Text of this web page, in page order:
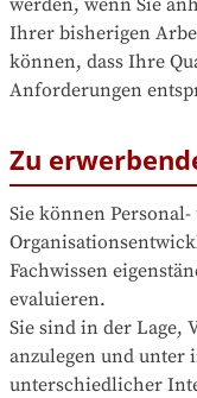
Ihrer bisherigen
können, dass Ihre
Anforderungen
Zu
Sie können Personal-
Fachwissen
evaluieren.
Sie sind in der Lage,
anzulegen und unter
unterschiedlicher